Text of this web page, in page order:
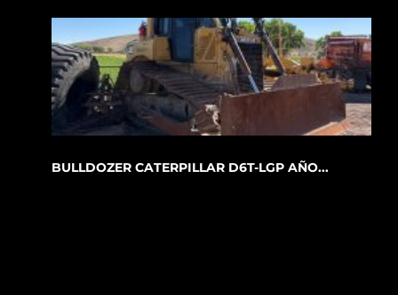
BULLDOZER CATERPILLAR D6T-LGP AÑO...